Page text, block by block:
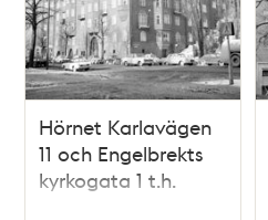
Hörnet Karlavägen
11 och Engelbrekts
kyrkogata 1 t.h.